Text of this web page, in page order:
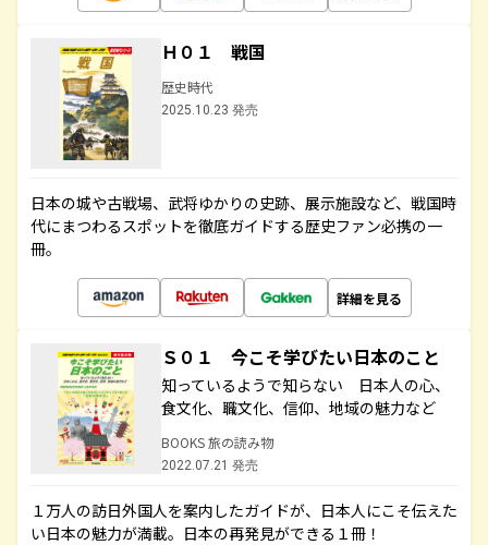
Ｈ０１ 戦国
歴史時代
2025.10.23 発売
日本の城や古戦場、武将ゆかりの史跡、展示施設など、戦国時
代にまつわるスポットを徹底ガイドする歴史ファン必携の一
冊。
詳細を見る
Ｓ０１ 今こそ学びたい日本のこと
知っているようで知らない 日本人の心、
食文化、職文化、信仰、地域の魅力など
BOOKS 旅の読み物
2022.07.21 発売
１万人の訪日外国人を案内したガイドが、日本人にこそ伝えた
い日本の魅力が満載。日本の再発見ができる１冊！